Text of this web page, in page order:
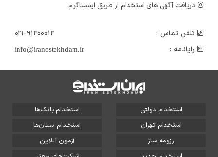
دریافت آگهی های استخدام از طریق اینستاگرام
تلفن تماس :
۰۲۱-۹۱۳۰۰۰۱۳
رایانامه :
info@iranestekhdam.ir
استخدام دولتی
استخدام بانک‌ها
استخدام تهران
استخدام استان‌ها
رزومه ساز
آزمون آنلاین